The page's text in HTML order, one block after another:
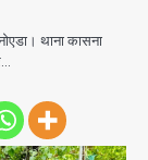
थाना कासना
Visit:
से संवाद,